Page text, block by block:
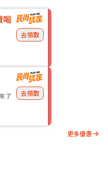
喝
去領取
了
去領取
更多優惠